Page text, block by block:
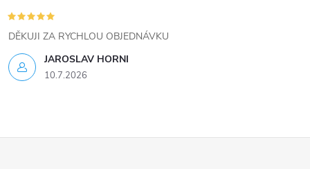
i
s
u
JAROSLAV HORNI
10.7.2026
DĚKUJI ZA RYCHLOU OBJEDNÁVKU